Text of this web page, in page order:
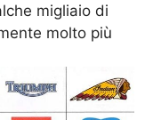
migliaio di
molto più